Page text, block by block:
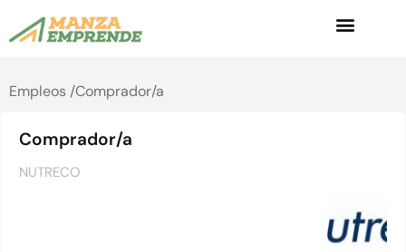
Empleos /Comprador/a
Comprador/a
NUTRECO